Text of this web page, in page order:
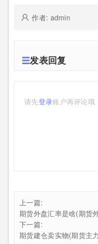
作者: admin
发表回复
请先登录账户再评论哦
上一篇:
期货外盘汇率是啥(期货
下一篇:
期货建仓卖实物(期货主